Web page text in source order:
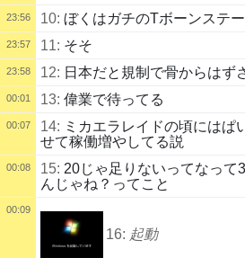
23:56 10: ぼくはガチのTボーンステ
23:57 11: そそ
23:58 12: 日本だと規制で骨からはず
00:01 13: 偉業で待ってる
00:07 14: ミカエラレイドの頃にはぱ
せて稼働増やしてる説
00:08 15: 20じゃ足りないってなって
んじゃね？ってこと
00:09
16: 起動